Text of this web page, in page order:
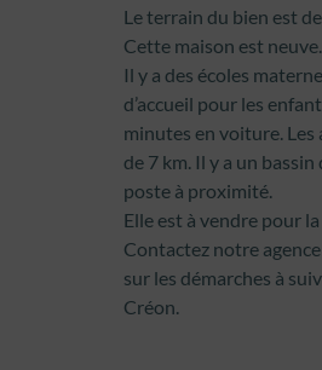
Le terrain du bien est de
Cette maison est neuve.
Il y a des écoles
d’accueil pour les
minutes en voiture.
de 7 km. Il y a un
poste à proximité.
Elle est à vendre pour
Contactez notre
sur les démarches à
Créon.